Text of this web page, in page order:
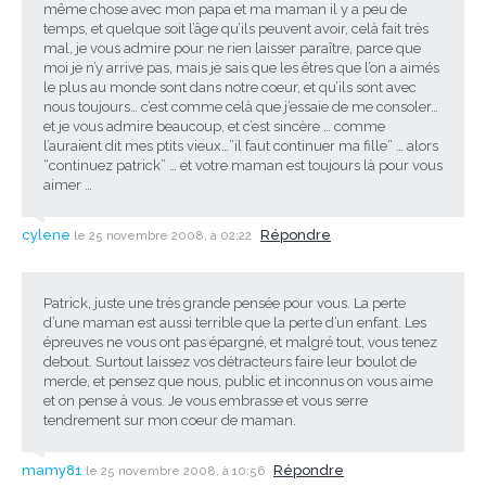
même chose avec mon papa et ma maman il y a peu de
temps, et quelque soit l’âge qu’ils peuvent avoir, celà fait très
mal, je vous admire pour ne rien laisser paraître, parce que
moi je n’y arrive pas, mais je sais que les êtres que l’on a aimés
le plus au monde sont dans notre coeur, et qu’ils sont avec
nous toujours… c’est comme celà que j’essaie de me consoler…
et je vous admire beaucoup, et c’est sincère … comme
l’auraient dit mes ptits vieux…”il faut continuer ma fille” … alors
“continuez patrick” … et votre maman est toujours là pour vous
aimer …
cylene le 25 novembre 2008, à 02:22 Répondre
Patrick, juste une très grande pensée pour vous. La perte
d’une maman est aussi terrible que la perte d’un enfant. Les
épreuves ne vous ont pas épargné, et malgré tout, vous tenez
debout. Surtout laissez vos détracteurs faire leur boulot de
merde, et pensez que nous, public et inconnus on vous aime
et on pense à vous. Je vous embrasse et vous serre
tendrement sur mon coeur de maman.
mamy81 le 25 novembre 2008, à 10:56 Répondre